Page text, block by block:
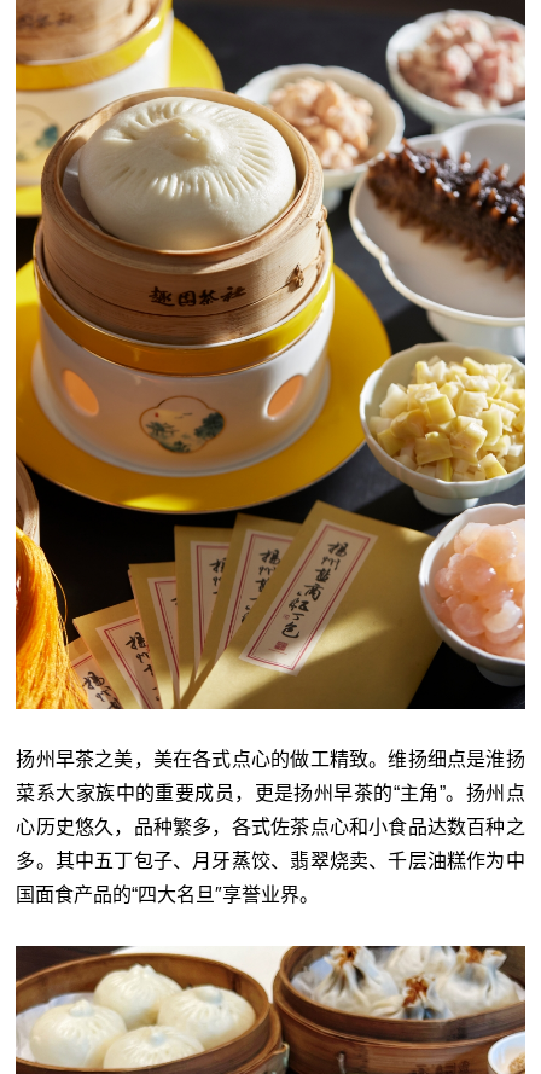
扬州早茶之美，美在各式点心的做工精致。维扬细点是淮扬
菜系大家族中的重要成员，更是扬州早茶的“主角”。扬州点
心历史悠久，品种繁多，各式佐茶点心和小食品达数百种之
多。其中五丁包子、月牙蒸饺、翡翠烧卖、千层油糕作为中
国面食产品的“四大名旦″享誉业界。